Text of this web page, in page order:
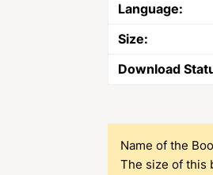
Language:
Size:
Download
Name of the
The size of this